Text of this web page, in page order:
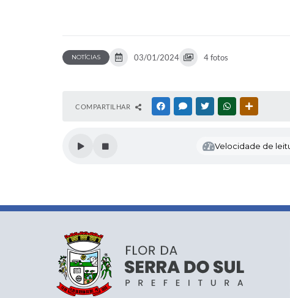
NOTÍCIAS 03/01/2024 4 fotos
COMPARTILHAR FACEBOOKMESSENGER
TWITTERWHATSAPP
Velocidade de